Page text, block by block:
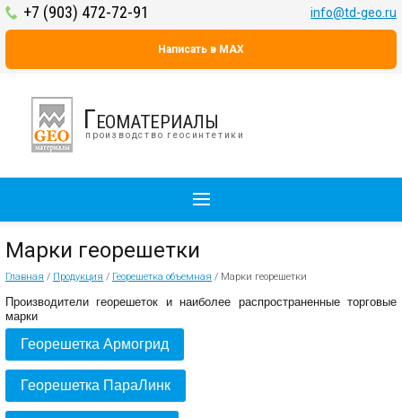
+7 (903) 472-72-91 info@td-geo.ru
Написать в MAX
Геоматериалы
производство геосинтетики
Марки георешетки
Главная / Продукция / Георешетка объемная / Марки георешетки
Производители георешеток и наиболее распространенные торговые
марки
Георешетка Армогрид
Георешетка ПараЛинк